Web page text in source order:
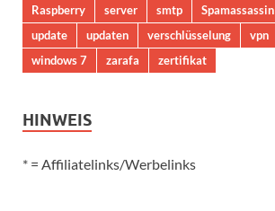
Raspberry
server smtp Spamassassin
update
updaten verschlüsselung vpn
windows 7
zarafa zertifikat
HINWEIS
* = Affiliatelinks/Werbelinks